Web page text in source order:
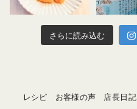
さらに読み込む
レシピ お客様の声 店長日記